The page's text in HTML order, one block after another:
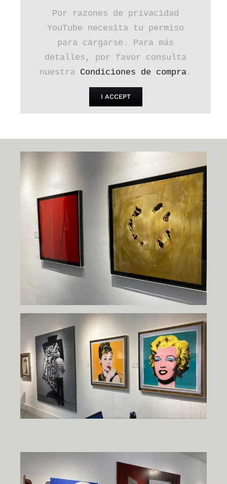
Por razones de privacidad
YouTube necesita tu permiso
para cargarse. Para más
detalles, por favor consulta
nuestra Condiciones de compra .
I ACCEPT